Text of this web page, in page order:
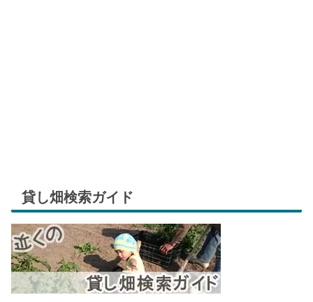
貸し畑検索ガイド